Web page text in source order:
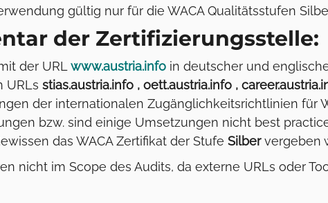
gültig nur für die WACA Qualitätsstufen
der Zertifizierungsstelle:
der URL www.austria.info in deutscher und
URLs stias.austria.info , oett.austria.info ,
der internationalen Zugänglichkeitsrichtlinien für
bzw. sind einige Umsetzungen nicht best
das WACA Zertifikat der Stufe Silbervergeben
nicht im Scope des Audits, da externe URLs oder